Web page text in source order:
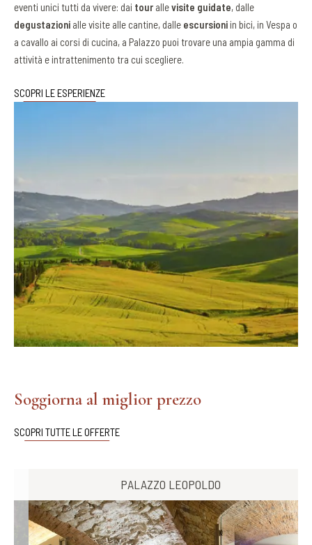
eventi unici tutti da vivere: dai tour allevisite guidate, dalle
degustazioni alle visite alle cantine, dalle escursioniin bici, in Vespa o
a cavallo ai corsi di cucina, a Palazzo puoi trovare una ampia gamma di
attività e intrattenimento tra cui scegliere.
SCOPRI LE ESPERIENZE
Soggiorna al miglior prezzo
SCOPRI TUTTE LE OFFERTE
PALAZZO LEOPOLDO